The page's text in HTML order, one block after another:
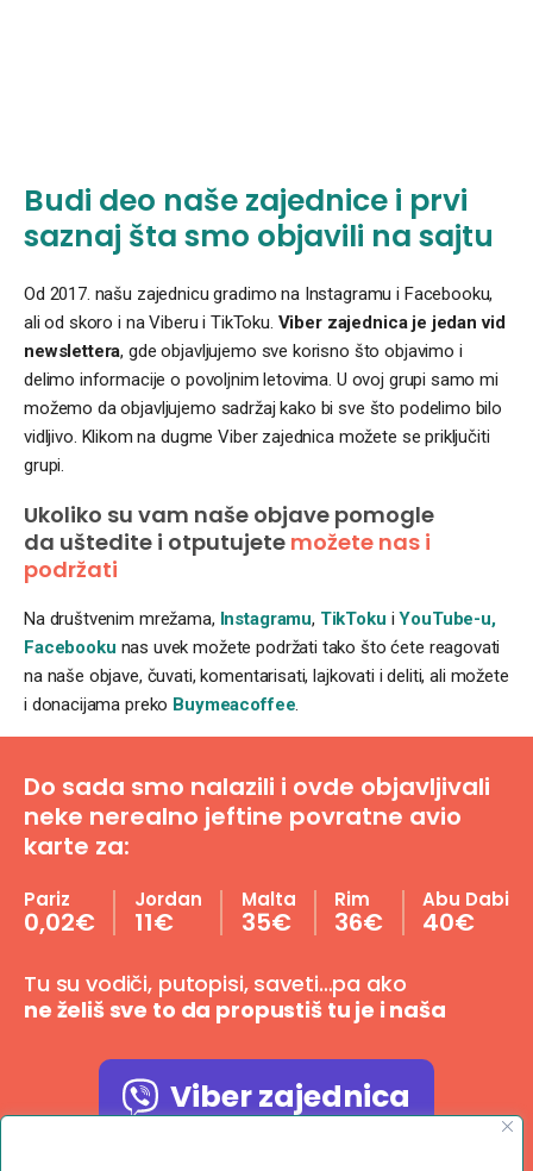
Budi deo naše zajednice i prvi
saznaj šta smo objavili na sajtu
Od 2017. našu zajednicu gradimo na Instagramu i Facebooku,
ali od skoro i na Viberu i TikToku. Viber zajednica je jedan vid
newslettera, gde objavljujemo sve korisno što objavimo i
delimo informacije o povoljnim letovima. U ovoj grupi samo mi
možemo da objavljujemo sadržaj kako bi sve što podelimo bilo
vidljivo. Klikom na dugme Viber zajednica možete se priključiti
grupi.
Ukoliko su vam naše objave pomogle
da uštedite i otputujete možete nas i
podržati
Na društvenim mrežama, Instagramu, TikToku iYouTube-u,
Facebooku nas uvek možete podržati tako što ćete reagovati
na naše objave, čuvati, komentarisati, lajkovati i deliti, ali možete
i donacijama preko Buymeacoffee
Do sada smo nalazili i ovde objavljivali
neke nerealno jeftine povratne avio
karte za:
Pariz
0,02€
Jordan
11€
Malta
35€
Rim
36€
Abu Dabi
40€
Tu su vodiči, putopisi, saveti…pa ako
ne želiš sve to da propustiš tu je i naša
Viber zajednica